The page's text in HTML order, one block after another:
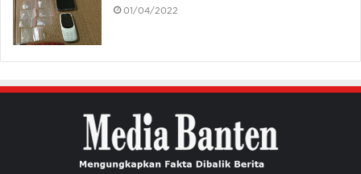
01/04/2022